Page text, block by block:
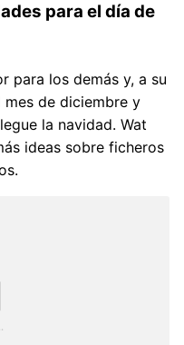
para el día de
para los demás y, a su
de diciembre y
la navidad. Wat
ideas sobre ficheros